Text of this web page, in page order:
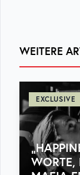
WEITERE
EXCLUSIVE
WORTE,